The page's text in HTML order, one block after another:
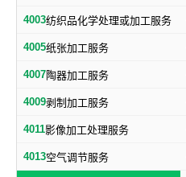
4003纺织品化学处理或加工服务
4005纸张加工服务
4007陶器加工服务
4009剥制加工服务
4011影像加工处理服务
4013空气调节服务